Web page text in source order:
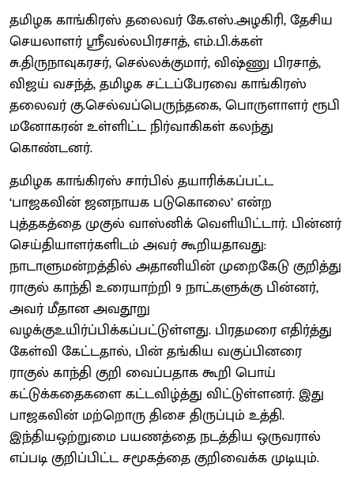
தமிழக காங்கிரஸ் தலைவர் கே.எஸ்.அழகிரி, தேசிய
செயலாளர் ஸ்ரீவல்லபிரசாத், எம்.பி.க்கள்
சு.திருநாவுகரசர், செல்லக்குமார், விஷ்ணு பிரசாத்,
விஜய் வசந்த், தமிழக சட்டப்பேரவை காங்கிரஸ்
தலைவர் கு.செல்வப்பெருந்தகை, பொருளாளர் ரூபி
மனோகரன் உள்ளிட்ட நிர்வாகிகள் கலந்து
கொண்டனர்.
தமிழக காங்கிரஸ் சார்பில் தயாரிக்கப்பட்ட
‘பாஜகவின் ஜனநாயக படுகொலை’ என்ற
புத்தகத்தை முகுல் வாஸ்னிக் வெளியிட்டார். பின்னர்
செய்தியாளர்களிடம் அவர் கூறியதாவது:
நாடாளுமன்றத்தில் அதானியின் முறைகேடு குறித்து
ராகுல் காந்தி உரையாற்றி 9 நாட்களுக்கு பின்னர்,
அவர் மீதான அவதூறு
வழக்குஉயிர்ப்பிக்கப்பட்டுள்ளது. பிரதமரை எதிர்த்து
கேள்வி கேட்டதால், பின் தங்கிய வகுப்பினரை
ராகுல் காந்தி குறி வைப்பதாக கூறி பொய்
கட்டுக்கதைகளை கட்டவிழ்த்து விட்டுள்ளனர். இது
பாஜகவின் மற்றொரு திசை திருப்பும் உத்தி.
இந்தியஒற்றுமை பயணத்தை நடத்திய ஒருவரால்
எப்படி குறிப்பிட்ட சமூகத்தை குறிவைக்க முடியும்.